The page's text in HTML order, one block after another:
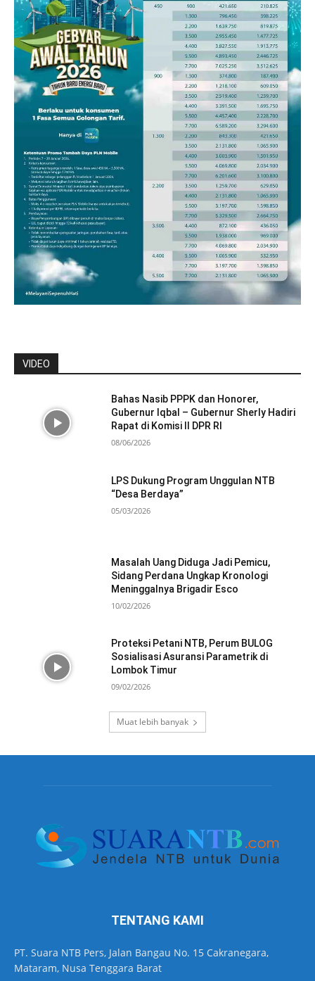
VIDEO
Bahas Nasib PPPK dan Honorer,
Gubernur Iqbal – Gubernur Sherly Hadiri
Rapat di Komisi II DPR RI
08/06/2026
LPS Dukung Program Unggulan NTB
“Desa Berdaya”
05/03/2026
Masalah Uang Diduga Jadi Pemicu,
Sidang Perdana Ungkap Kronologi
Meninggalnya Brigadir Esco
10/02/2026
Proteksi Petani NTB, Perum BULOG
Sosialisasi Asuransi Parametrik di
Lombok Timur
09/02/2026
Muat lebih banyak
TENTANG KAMI
PT. Suara NTB Pers, Jalan Bangau No. 15 Cakranegara,
Mataram, Nusa Tenggara Barat